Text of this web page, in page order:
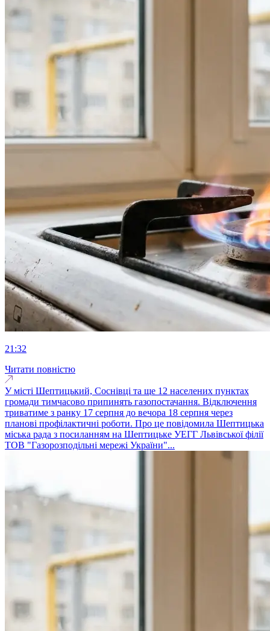
21:32
Читати повністю
У місті Шептицький, Соснівці та ще 12 населених пунктах
громади тимчасово припинять газопостачання. Відключення
триватиме з ранку 17 серпня до вечора 18 серпня через
планові профілактичні роботи. Про це повідомила Шептицька
міська рада з посиланням на Шептицьке УЕГГ Львівської філії
ТОВ "Газорозподільні мережі України"...